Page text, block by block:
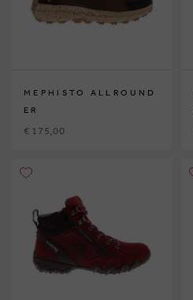
MEPHISTO ALLROUND
ER
€ 175,00